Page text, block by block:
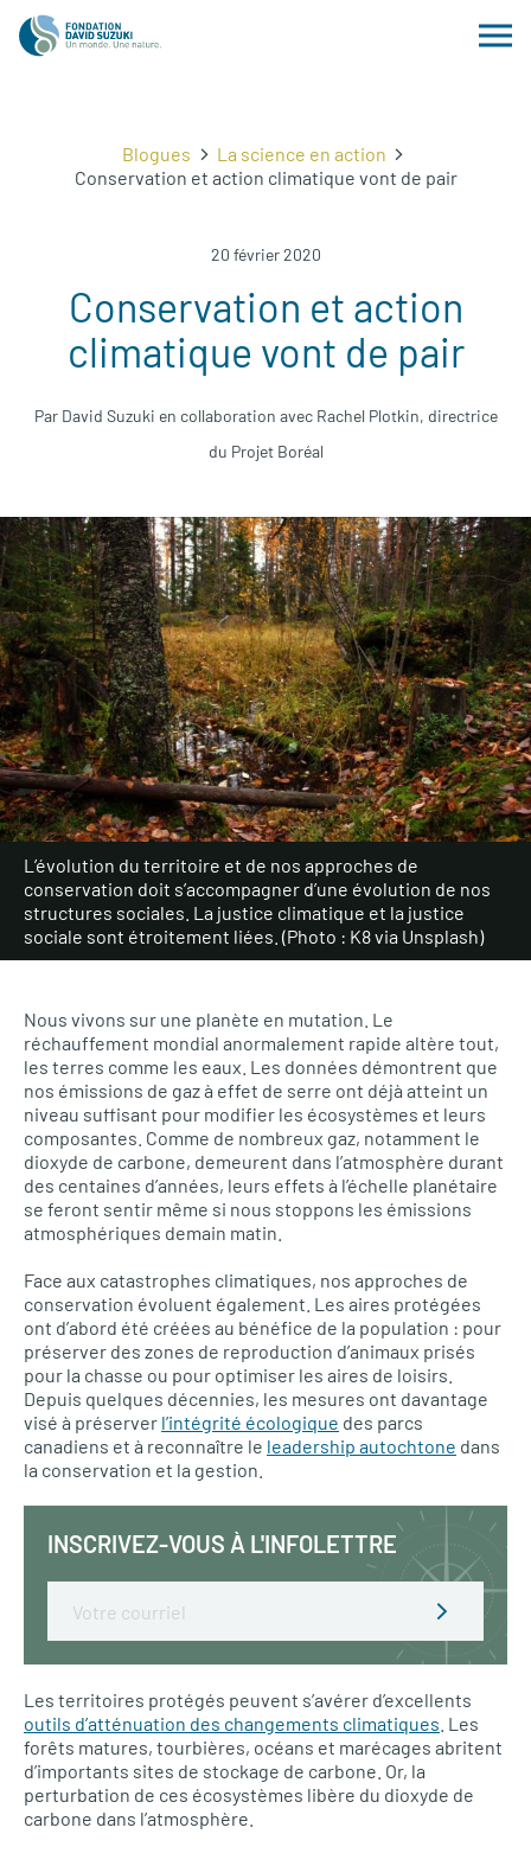
Blogues
La science en action
Conservation et action climatique vont de pair
20 février 2020
Conservation et action
climatique vont de pair
Par David Suzuki en collaboration avec Rachel Plotkin, directrice
du Projet Boréal
L’évolution du territoire et de nos approches de
conservation doit s’accompagner d’une évolution de nos
structures sociales. La justice climatique et la justice
sociale sont étroitement liées. (Photo : K8 via Unsplash)
Nous vivons sur une planète en mutation. Le
réchauffement mondial anormalement rapide altère tout,
les terres comme les eaux. Les données démontrent que
nos émissions de gaz à effet de serre ont déjà atteint un
niveau suffisant pour modifier les écosystèmes et leurs
composantes. Comme de nombreux gaz, notamment le
dioxyde de carbone, demeurent dans l’atmosphère durant
des centaines d’années, leurs effets à l’échelle planétaire
se feront sentir même si nous stoppons les émissions
atmosphériques demain matin.
Face aux catastrophes climatiques, nos approches de
conservation évoluent également. Les aires protégées
ont d’abord été créées au bénéfice de la population : pour
préserver des zones de reproduction d’animaux prisés
pour la chasse ou pour optimiser les aires de loisirs.
Depuis quelques décennies, les mesures ont davantage
visé à préserver l’intégrité écologique des parcs
canadiens et à reconnaître le leadership autochtone dans
la conservation et la gestion.
INSCRIVEZ-VOUS À L'INFOLETTRE
Les territoires protégés peuvent s’avérer d’excellents
outils d’atténuation des changements climatiques . Les
forêts matures, tourbières, océans et marécages abritent
d’importants sites de stockage de carbone. Or, la
perturbation de ces écosystèmes libère du dioxyde de
carbone dans l’atmosphère.